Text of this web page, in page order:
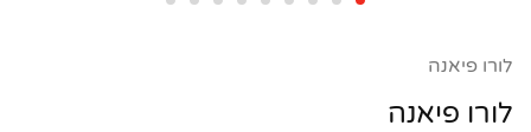
לורו פיאנה
לורו פיאנה